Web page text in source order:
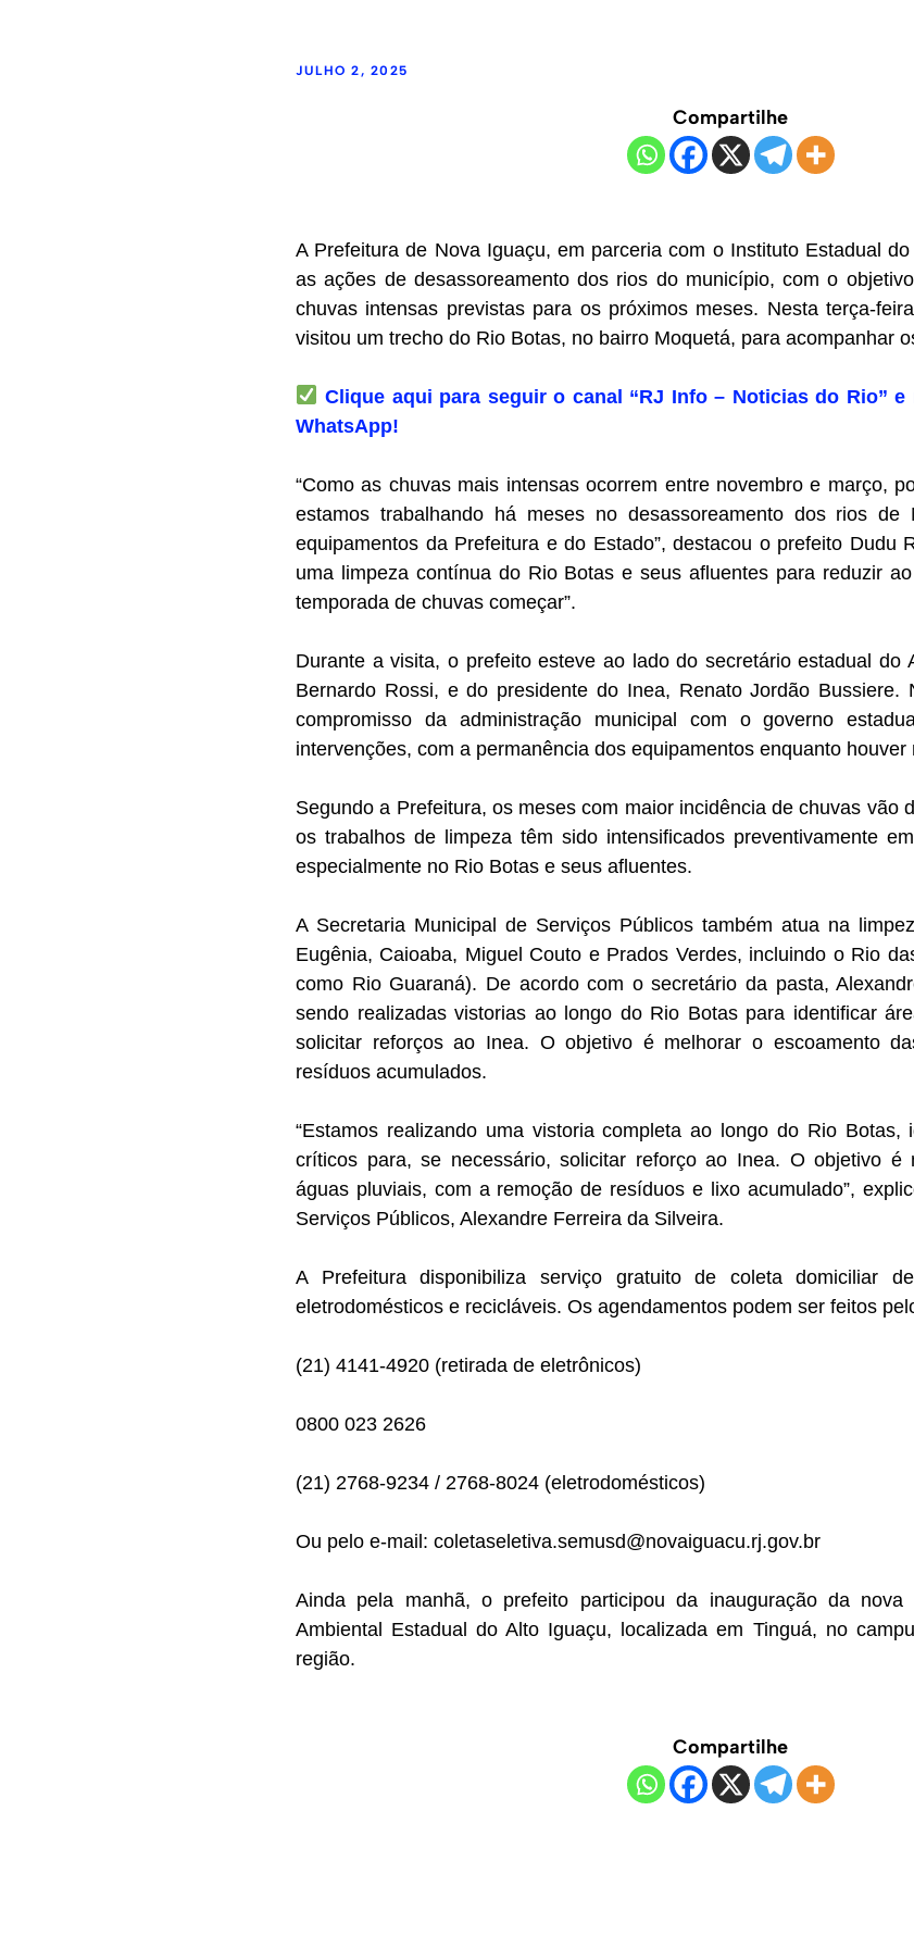
JULHO 2, 2025
Compartilhe
A Prefeitura de Nova Iguaçu, em parceria com o Instituto Estadual
as ações de desassoreamento dos rios do município, com o
chuvas intensas previstas para os próximos meses. Nesta terça-
visitou um trecho do Rio Botas, no bairro Moquetá, para acompanhar
Clique aqui para seguir o canal “RJ Info – Noticias do Rio”
WhatsApp!
“Como as chuvas mais intensas ocorrem entre novembro e março,
estamos trabalhando há meses no desassoreamento dos rios
equipamentos da Prefeitura e do Estado”, destacou o prefeito Dudu
uma limpeza contínua do Rio Botas e seus afluentes para reduzir
temporada de chuvas começar”.
Durante a visita, o prefeito esteve ao lado do secretário estadual do
Bernardo Rossi, e do presidente do Inea, Renato Jordão Bussiere.
compromisso da administração municipal com o governo
intervenções, com a permanência dos equipamentos enquanto houver
Segundo a Prefeitura, os meses com maior incidência de chuvas vão
os trabalhos de limpeza têm sido intensificados preventivamente
especialmente no Rio Botas e seus afluentes.
A Secretaria Municipal de Serviços Públicos também atua na
Eugênia, Caioaba, Miguel Couto e Prados Verdes, incluindo o Rio
como Rio Guaraná). De acordo com o secretário da pasta,
sendo realizadas vistorias ao longo do Rio Botas para identificar
solicitar reforços ao Inea. O objetivo é melhorar o escoamento
resíduos acumulados.
“Estamos realizando uma vistoria completa ao longo do Rio Botas,
críticos para, se necessário, solicitar reforço ao Inea. O objetivo é
águas pluviais, com a remoção de resíduos e lixo acumulado”,
Serviços Públicos, Alexandre Ferreira da Silveira.
A Prefeitura disponibiliza serviço gratuito de coleta domiciliar
eletrodomésticos e recicláveis. Os agendamentos podem ser feitos
(21) 4141-4920 (retirada de eletrônicos)
0800 023 2626
(21) 2768-9234 / 2768-8024 (eletrodomésticos)
Ou pelo e-mail: coletaseletiva.semusd@novaiguacu.rj.gov.br
Ainda pela manhã, o prefeito participou da inauguração da
Ambiental Estadual do Alto Iguaçu, localizada em Tinguá, no
região.
Compartilhe